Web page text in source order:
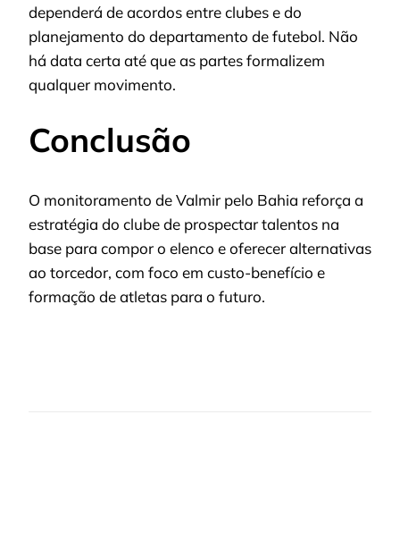
dependerá de acordos entre clubes e do
planejamento do departamento de futebol. Não
há data certa até que as partes formalizem
qualquer movimento.
Conclusão
O monitoramento de Valmir pelo Bahia reforça a
estratégia do clube de prospectar talentos na
base para compor o elenco e oferecer alternativas
ao torcedor, com foco em custo-benefício e
formação de atletas para o futuro.